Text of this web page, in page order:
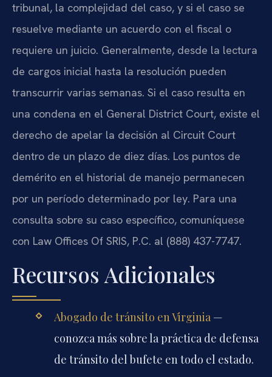
tribunal, la complejidad del caso, y si el caso se
resuelve mediante un acuerdo con el fiscal o
requiere un juicio. Generalmente, desde la lectura
de cargos inicial hasta la resolución pueden
transcurrir varias semanas. Si el caso resulta en
una condena en el General District Court, existe el
derecho de apelar la decisión al Circuit Court
dentro de un plazo de diez días. Los puntos de
demérito en el historial de manejo permanecen
por un período determinado por ley. Para una
consulta sobre su caso específico, comuníquese
con Law Offices Of SRIS, P.C. al (888) 437-7747.
Recursos Adicionales
Abogado de tránsito en Virginia —
conozca más sobre la práctica de defensa
de tránsito del bufete en todo el estado.